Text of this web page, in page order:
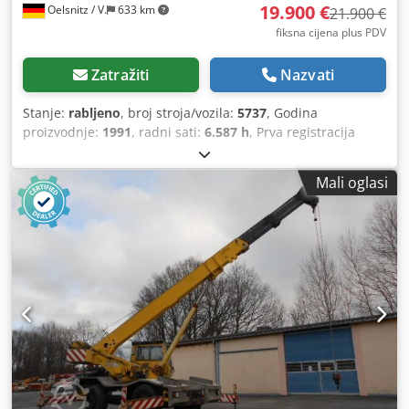
Oelsnitz / V. 633 km 19.900 €21.900 €
fiksna cijena plus PDV
Zatražiti Nazvati
Stanje: rabljeno, broj stroja/vozila: 5737, Godina
proizvodnje: 1991, radni sati: 6.587 h, Prva registracija
Ukupna masa: 7.490 kg Pogon: diesel, 4x4 Pogon putem 6-
cilindričnog Mercedes Diesel motora snage 92 kW / 125 KS,
zapremine 5.957 cm³ 16-brzinski ručni mjenjač Vozačka
kabina s 3 sjedala Dimenzija gume: 365/80 R 20, profil 14-
16 mm, međuosovinski razmak 3.300 mm Vanjske
dimenzije (D x Š x V): 5.500 x 2.265 x 3.400 mm Masa
praznog vozila: 6.960 kg Opterećenje prednje osovine:
4.400 kg, stražnje osovine: 4.400 kg ABS, radio, blokada
diferencijala, servo upravljač, klinovi za blokiranje kotača
Dizalica HIAB 050 s daljinskim upravljačem na kabel
Codpfx Aezru Ecokceha Trokip kiperska platforma bez
funkcije zbog smanjenja nosivosti, dimenzije 230 x 210 x 45
cm Bočne stranice od čelika Vučno uho 40 mm, 2 stražnja
vrata za izvlačenje, vitlo, hidraulika sprijeda i straga,
Mali oglasi